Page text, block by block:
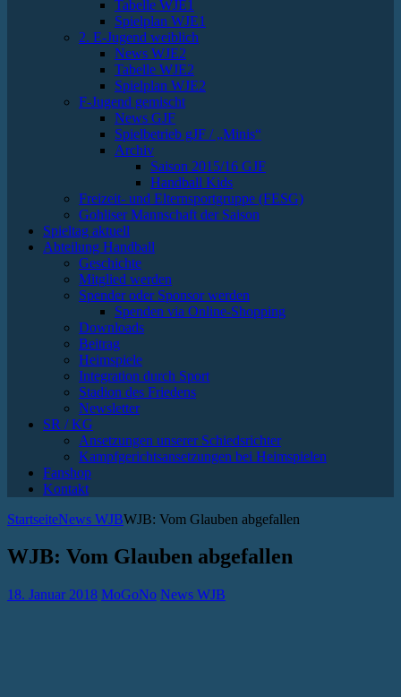
Tabelle WJE1
Spielplan WJE1
2. E-Jugend weiblich
News WJE2
Tabelle WJE2
Spielplan WJE2
F-Jugend gemischt
News GJF
Spielbetrieb gJF / „Minis“
Archiv
Saison 2015/16 GJF
Handball Kids
Freizeit- und Elternsportgruppe (FESG)
Gohliser Mannschaft der Saison
Spieltag aktuell
Abteilung Handball
Geschichte
Mitglied werden
Spender oder Sponsor werden
Spenden via Online-Shopping
Downloads
Beitrag
Heimspiele
Integration durch Sport
Stadion des Friedens
Newsletter
SR / KG
Ansetzungen unserer Schiedsrichter
Kampfgerichtsansetzungen bei Heimspielen
Fanshop
Kontakt
StartseiteNews WJBWJB: Vom Glauben abgefallen
WJB: Vom Glauben abgefallen
18. Januar 2018 MoGoNo News WJB